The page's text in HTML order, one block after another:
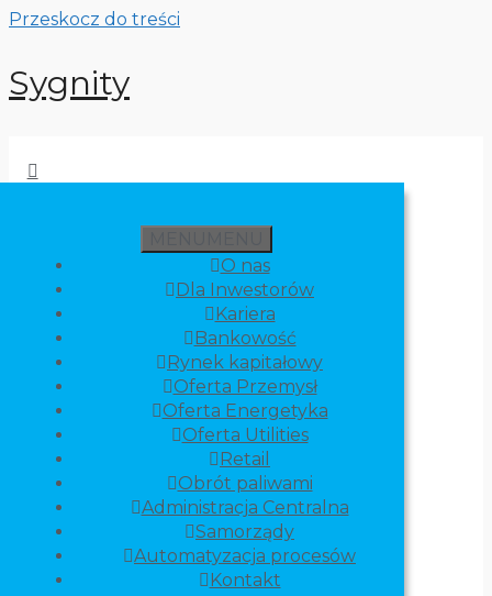
Przeskocz do treści
Sygnity
O nas
Dla Inwestorów
Kariera
Bankowość
Rynek kapitałowy
Oferta Przemysł
Oferta Energetyka
Oferta Utilities
Retail
Obrót paliwami
Administracja Centralna
Samorządy
Automatyzacja procesów
Kontakt